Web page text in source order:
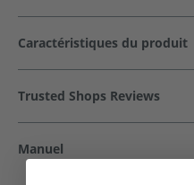
Caractéristiques du produit
Trusted Shops Reviews
Manuel